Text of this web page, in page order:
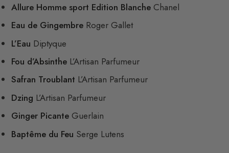
Allure Homme sport Edition Blanche Chanel
Eau de Gingembre Roger Gallet
L’Eau Diptyque
Fou d’Absinthe L’Artisan Parfumeur
Safran Troublant L’Artisan Parfumeur
Dzing L’Artisan Parfumeur
Ginger Picante Guerlain
Baptême du Feu Serge Lutens